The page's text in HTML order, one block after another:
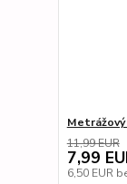
11,99 EUR
7,99
6,50 EUR